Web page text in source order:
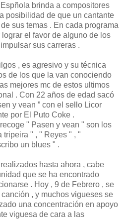
brinda a compositores
posibilidad de que un cantante
sus temas . En cada programa
el favor de alguno de los
sus carreras .
, es agresivo y su técnica
de los que la van conociendo
mejores mc de estos ultimos
. Con 22 años de edad sacó
y vean ” con el sello Licor
por El Puto Coke .
" Pasen y vean " son los
tripeira " , " Reyes " , "
un blues " .
hasta ahora , cabe
que se ha encontrado
. Hoy , 9 de Febrero , se
, y muchos vigueses se
una concentración en apoyo
viguesa de cara a las